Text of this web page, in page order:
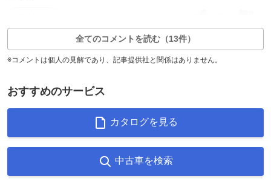
全てのコメントを読む（13件）
※コメントは個人の見解であり、記事提供社と関係はありません。
おすすめのサービス
カタログを見る
中古車を検索